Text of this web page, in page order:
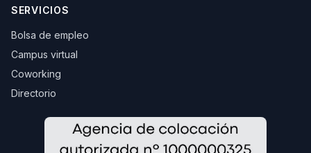
SERVICIOS
Bolsa de empleo
Campus virtual
Coworking
Directorio